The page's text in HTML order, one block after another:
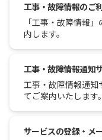
工事・故障情報のご
「工事・故障情報
内します。
工事・故障情報通知
工事・故障情報通知
てご案内いたします。
サービスの登録・メ